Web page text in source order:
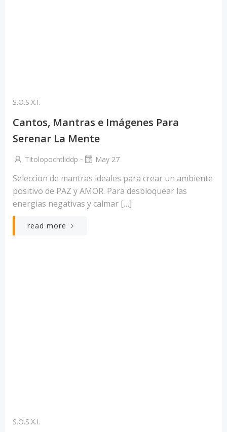
S.O.S.X.I.
Cantos, Mantras e Imágenes Para
Serenar La Mente
Titolopochtliddp - May 27
Seleccion de mantras ideales para crear un ambiente
positivo de PAZ y AMOR. Para desbloquear las
energias negativas y calmar […]
read more
S.O.S.X.I.